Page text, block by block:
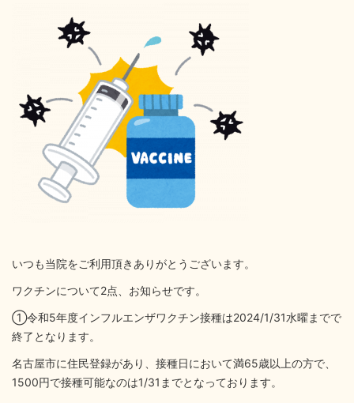
いつも当院をご利用頂きありがとうございます。
ワクチンについて2点、お知らせです。
①令和5年度インフルエンザワクチン接種は2024/1/31水曜までで
終了となります。
名古屋市に住民登録があり、接種日において満65歳以上の方で、
1500円で接種可能なのは1/31までとなっております。